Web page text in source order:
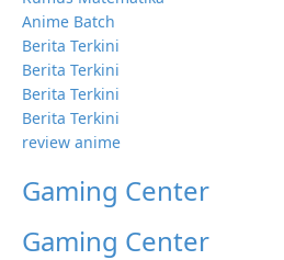
Anime Batch
Berita Terkini
Berita Terkini
Berita Terkini
Berita Terkini
review anime
Gaming Center
Gaming Center